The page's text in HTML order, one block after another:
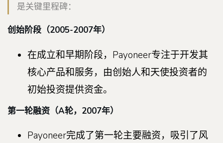
是关键里程碑：
创始阶段（2005-2007年）
在成立和早期阶段，Payoneer专注于开发其
核心产品和服务，由创始人和天使投资者的
初始投资提供资金。
第一轮融资（A轮，2007年）
Payoneer完成了第一轮主要融资，吸引了风